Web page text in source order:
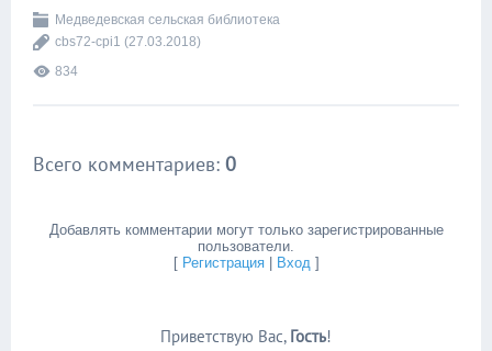
Медведевская сельская библиотека
cbs72-cpi1 (27.03.2018)
834
Всего комментариев: 0
Добавлять комментарии могут только зарегистрированные
пользователи.
[ Регистрация| Вход]
Приветствую Вас, Гость!